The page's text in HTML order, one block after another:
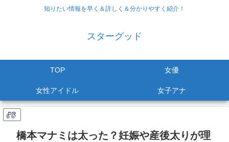
知りたい情報を早く＆詳しく＆分かりやすく紹介！
スターグッド
TOP 女優
女性アイドル 女子アナ
PR
橋本マナミは太った？妊娠や産後太りが理